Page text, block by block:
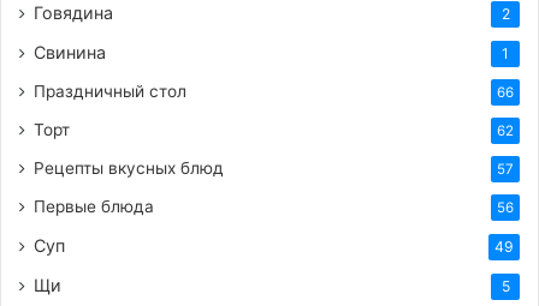
Говядина 2
Свинина 1
Праздничный стол 66
Торт 62
Рецепты вкусных блюд 57
Первые блюда 56
Суп 49
Щи 5